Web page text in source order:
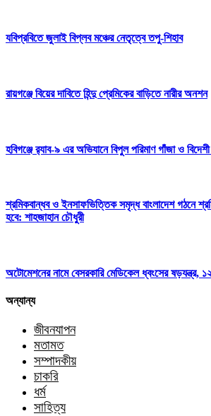
যবিপ্রবিতে জুলাই বিপ্লব মঞ্চের নেতৃত্বে তপু-শিহাব
রায়গঞ্জে বিয়ের দাবিতে হিন্দু প্রেমিকের বাড়িতে নারীর অনশন
হবিগঞ্জে র‌্যাব-৯ এর অভিযানে বিপুল পরিমাণ গাঁজা ও
শ্রমিকবান্ধব ও ইনসাফভিত্তিক সমৃদ্ধ বাংলাদেশ গঠনে
হবে: শাহজাহান চৌধুরী
অটোমেশনের নামে বেসরকারি মেডিকেল ধ্বংসের ষড়যন্ত্র,
অন্যান্য
জীবনযাপন
মতামত
সম্পাদকীয়
চাকরি
ধর্ম
সাহিত্য